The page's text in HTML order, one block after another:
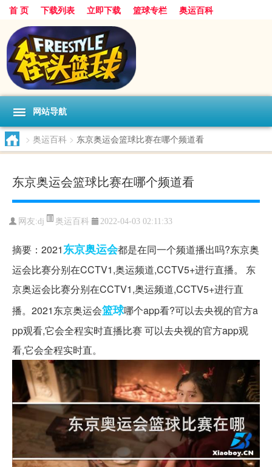
首 页 下载列表 立即下载 篮球专栏 奥运百科
网站导航
> 奥运百科 > 东京奥运会篮球比赛在哪个频道看
东京奥运会篮球比赛在哪个频道看
网友:dj 奥运百科 2022-04-03 02:11:33
摘要：2021东京奥运会都是在同一个频道播出吗?东京奥
运会比赛分别在CCTV1,奥运频道,CCTV5+进行直播。 东
京奥运会比赛分别在CCTV1,奥运频道,CCTV5+进行直
播。2021东京奥运会篮球哪个app看?可以去央视的官方a
pp观看,它会全程实时直播比赛 可以去央视的官方app观
看,它会全程实时直。